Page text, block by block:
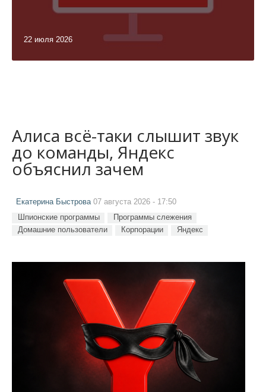
22 июля 2026
Алиса всё-таки слышит звук
до команды, Яндекс
объяснил зачем
Екатерина Быстрова 07 августа 2026 - 17:50
Шпионские программы
Программы слежения
Домашние пользователи
Корпорации Яндекс